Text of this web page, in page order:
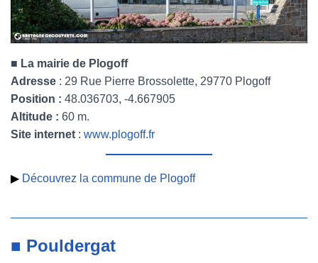
■ La mairie de Plogoff
Adresse : 29 Rue Pierre Brossolette, 29770 Plogoff
Position : 48.036703, -4.667905
Altitude : 60 m.
Site internet : www.plogoff.fr
▶ Découvrez la commune de Plogoff
■ Pouldergat